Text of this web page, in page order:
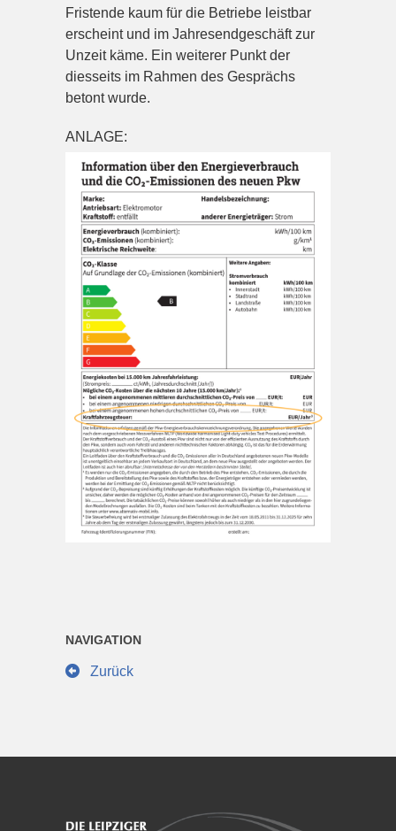
Fristende kaum für die Betriebe leistbar
erscheint und im Jahresendgeschäft zur
Unzeit käme. Ein weiterer Punkt der
diesseits im Rahmen des Gesprächs
betont wurde.
ANLAGE:
NAVIGATION
Zurück